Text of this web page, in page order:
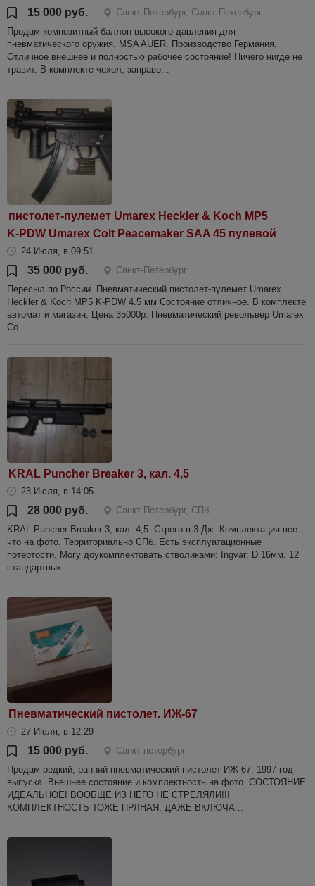
15 000 руб.
Санкт-Петербург, Санкт Петербург
Продам композитный баллон высокого давления для
пневматического оружия. MSA AUER. Производство Германия.
Отличное внешнее и полностью рабочее состояние! Ничего нигде не
травит. В комплекте чехол, заправо...
пистолет-пулемет Umarex Heckler & Koch MP5
K-PDW Umarex Colt Peacemaker SAA 45 пулевой
24 Июля, в 09:51
35 000 руб.
Санкт-Петербург
Пересыл по России. Пневматический пистолет-пулемет Umarex
Heckler & Koch MP5 K-PDW 4.5 мм Состояние отличное. В комплекте
автомат и магазин. Цена 35000р. Пневматический револьвер Umarex
Co...
KRAL Puncher Breaker 3, кал. 4,5
23 Июля, в 14:05
28 000 руб.
Санкт-Петербург, СПб
KRAL Puncher Breaker 3, кал. 4,5. Строго в 3 Дж. Комплектация все
что на фото. Территориально СПб. Есть эксплуатационные
потертости. Могу доукомплектовать стволиками: Ingvar: D 16мм, 12
стандартных ...
Пневматический пистолет. ИЖ-67
27 Июля, в 12:29
15 000 руб.
Санкт-петербург
Продам редкий, ранний пневматический пистолет ИЖ-67. 1997 год
выпуска. Внешнее состояние и комплектность на фото. СОСТОЯНИЕ
ИДЕАЛЬНОЕ! ВООБЩЕ ИЗ НЕГО НЕ СТРЕЛЯЛИ!!!
КОМПЛЕКТНОСТЬ ТОЖЕ ПРЛНАЯ, ДАЖЕ ВКЛЮЧА...